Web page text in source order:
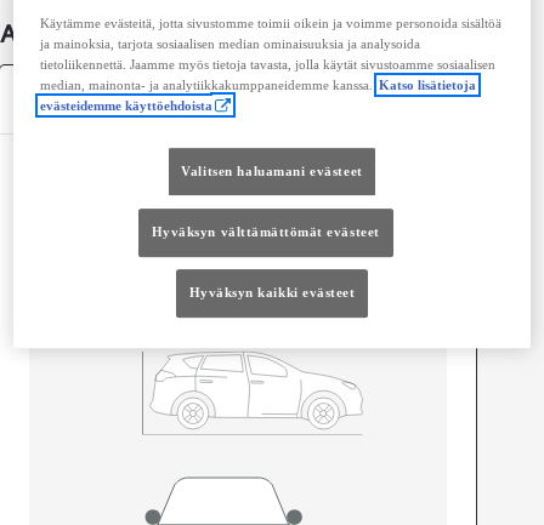
Auton lisätiedot
Tekniset tiedot
Käytämme evästeitä, jotta sivustomme toimii oikein ja voimme personoida sisältöä
ja mainoksia, tarjota sosiaalisen median ominaisuuksia ja analysoida
tietoliikennettä. Jaamme myös tietoja tavasta, jolla käytät sivustoamme sosiaalisen
median, mainonta- ja analytiikkakumppaneidemme kanssa.
Katso lisätietoja
evästeidemme käyttöehdoista
Valitsen haluamani evästeet
Hyväksyn välttämättömät evästeet
Hyväksyn kaikki evästeet